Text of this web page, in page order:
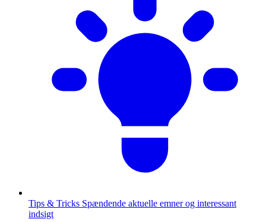
Tips & Tricks Spændende aktuelle emner og interessant
indsigt